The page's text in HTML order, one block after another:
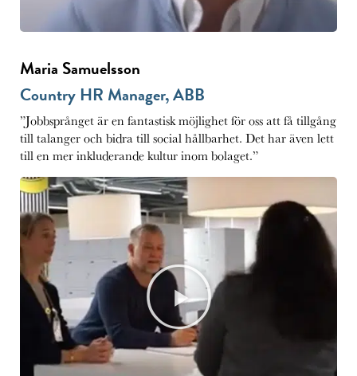
Maria Samuelsson
Country HR Manager, ABB
”Jobbsprånget är en fantastisk möjlighet för oss att få tillgång
till talanger och bidra till social hållbarhet. Det har även lett
till en mer inkluderande kultur inom bolaget.”